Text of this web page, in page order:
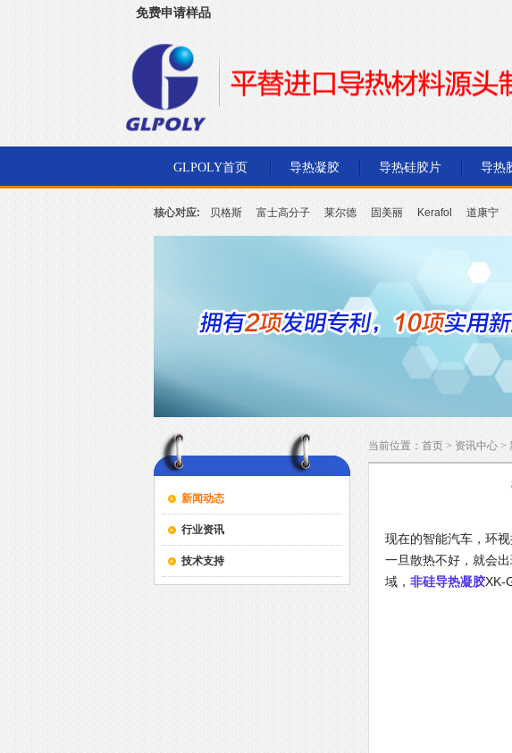
免费申请样品
GLPOLY首页 导热凝胶 导热硅胶片 导热
核心对应: 贝格斯 富士高分子 莱尔德 固美丽 Kerafol 道康宁
新闻动态
行业资讯
技术支持
当前位置： 首页 > 资讯中心 >
现在的智能汽车，环
一旦散热不好，就会
域， 非硅导热凝胶XK-